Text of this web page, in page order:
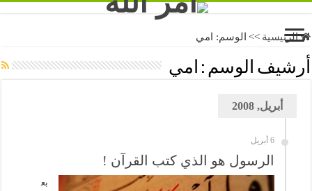
الرئيسية >> الوسم: امي
أرشيف الوسم : امي
أبريل, 2008
6 أبريل
الرسول هو الذي كتب القرآن !
بع